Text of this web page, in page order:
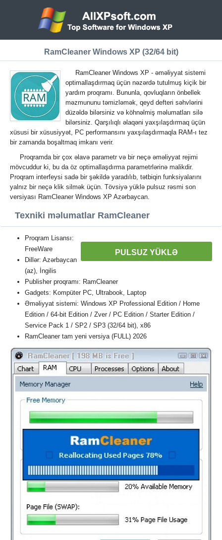
RamCleaner Windows XP (32/64 bit)
RamCleaner Windows XP - əməliyyat sistemi
optimallaşdırmaq üçün nəzərdə tutulmuş kiçik bir
yardım proqramı. Bununla, qovluqların önbellek
məzmununu təmizləmək, qeyd defteri səhvlərini
düzəldə bilərsiniz və köhnəlmiş məlumatları silə
bilərsiniz. Qarşılıqlı əlaqəni yaxşılaşdırmaq üçün
xüsusi bir xüsusiyyət, PC performansını yaxşılaşdırmaqla RAM-ı tez
bir zamanda boşaltmaq imkanı verir.
Proqramda bir çox əlavə parametr və bir neçə əməliyyat rejimi
mövcuddur ki, bu da öz optimallaşdırma parametrlərinə malikdir.
Proqram interfeysi sadə bir şəkildə yaradılıb, tətbiqin funksiyalarını
yalnız bir neçə klik silmək üçün. Tövsiyə yüklə pulsuz rəsmi son
versiyası RamCleaner Windows XP Azərbaycan.
Texniki məlumatlar RamCleaner
PULSUZ YÜKLƏ
Proqram Lisansı:
FreeWare
Dillər: Azərbaycan
(az), İngilis
Publisher proqramı: RamCleaner
Gadgets: Kompüter PC, Ultrabook, Laptop
Əməliyyat sistemi: Windows XP Professional Edition / Home
Edition / 64-bit Edition / Zver / PC Edition / Starter Edition /
Service Pack 1 / SP2 / SP3 (32/64 bit), x86
RamCleaner tam yeni versiya (FULL) 2026